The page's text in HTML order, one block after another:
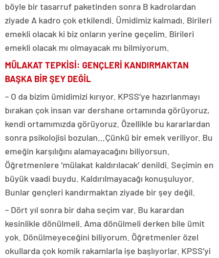
böyle bir tasarruf paketinden sonra B kadrolardan
ziyade A kadro çok etkilendi. Ümidimiz kalmadı. Birileri
emekli olacak ki biz onların yerine geçelim. Birileri
emekli olacak mı olmayacak mı bilmiyorum.
MÜLAKAT TEPKİSİ: GENÇLERİ KANDIRMAKTAN
BAŞKA BİR ŞEY DEĞİL
– O da bizim ümidimizi kırıyor. KPSS’ye hazırlanmayı
bırakan çok insan var dershane ortamında görüyoruz,
kendi ortamımızda görüyoruz. Özellikle bu kararlardan
sonra psikolojisi bozulan…Çünkü bir emek veriliyor. Bu
emeğin karşılığını alamayacağını biliyorsun.
Öğretmenlere ‘mülakat kaldırılacak’ denildi. Seçimin en
büyük vaadi buydu. Kaldırılmayacağı konuşuluyor.
Bunlar gençleri kandırmaktan ziyade bir şey değil.
– Dört yıl sonra bir daha seçim var. Bu karardan
kesinlikle dönülmeli. Ama dönülmeli derken bile ümit
yok. Dönülmeyeceğini biliyorum. Öğretmenler özel
okullarda çok komik rakamlarla işe başlıyorlar. KPSS’yi